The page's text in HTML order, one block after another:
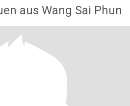
aus Wang Sai Phun